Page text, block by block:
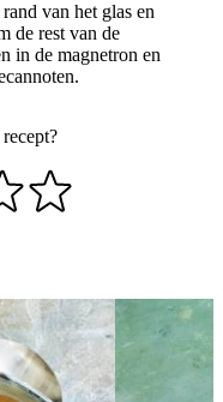
van het glas en
de rest van de
in de magnetron en